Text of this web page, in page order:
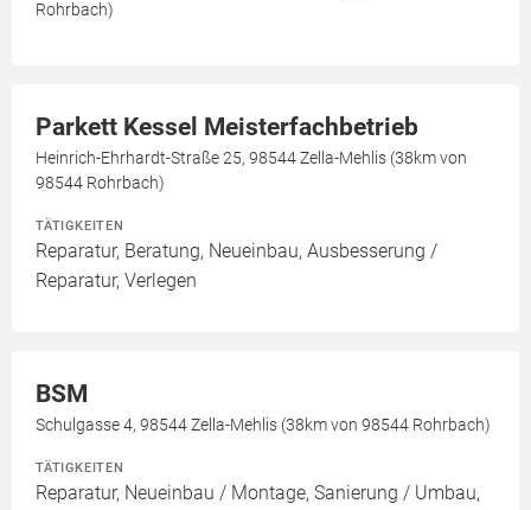
Rohrbach)
Parkett Kessel Meisterfachbetrieb
Heinrich-Ehrhardt-Straße 25, 98544 Zella-Mehlis (38km von
98544 Rohrbach)
TÄTIGKEITEN
Reparatur, Beratung, Neueinbau, Ausbesserung /
Reparatur, Verlegen
BSM
Schulgasse 4, 98544 Zella-Mehlis (38km von 98544 Rohrbach)
TÄTIGKEITEN
Reparatur, Neueinbau / Montage, Sanierung / Umbau,